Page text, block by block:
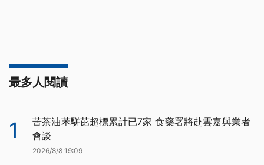
最多人閱讀
1
苦茶油苯駢芘超標累計已7家 食藥署將赴雲嘉與業者
會談
2026/8/8 19:09